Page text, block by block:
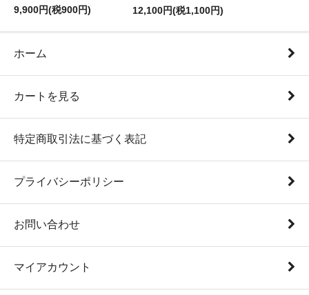
9,900円(税900円)
12,100円(税1,100円)
ホーム
カートを見る
特定商取引法に基づく表記
プライバシーポリシー
お問い合わせ
マイアカウント